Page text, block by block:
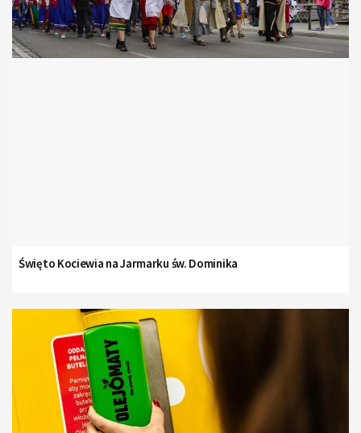
Święto Kociewia na Jarmarku św. Dominika